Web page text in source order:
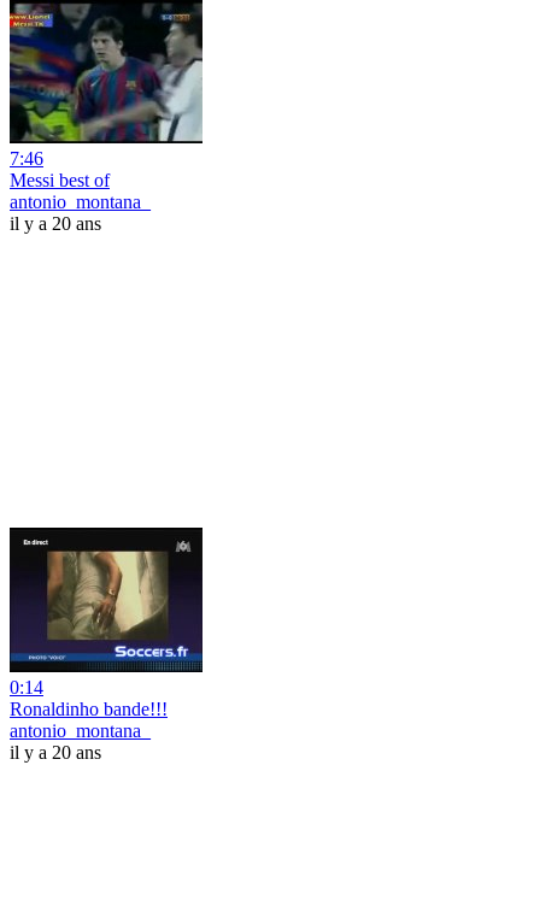
7:46
Messi best of
antonio_montana_
il y a 20 ans
0:14
Ronaldinho bande!!!
antonio_montana_
il y a 20 ans